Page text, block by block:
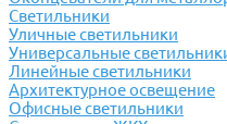
Светильники
Уличные светильники
Универсальные
Линейные светильники
Архитектурное освещение
Офисные светильники